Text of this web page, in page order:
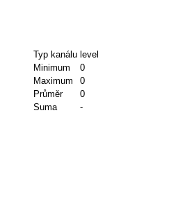
Typ kanálu level
Minimum
0
Maximum
0
Průměr
0
Suma
-